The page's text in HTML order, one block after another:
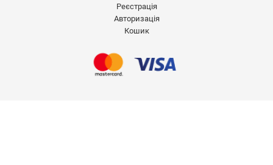
Реєстрація
Авторизація
Кошик